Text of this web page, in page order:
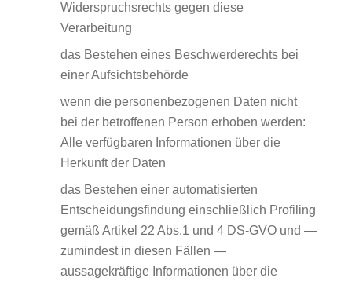
Widerspruchsrechts gegen diese
Verarbeitung
das Bestehen eines Beschwerderechts bei
einer Aufsichtsbehörde
wenn die personenbezogenen Daten nicht
bei der betroffenen Person erhoben werden:
Alle verfügbaren Informationen über die
Herkunft der Daten
das Bestehen einer automatisierten
Entscheidungsfindung einschließlich Profiling
gemäß Artikel 22 Abs.1 und 4 DS-GVO und —
zumindest in diesen Fällen —
aussagekräftige Informationen über die